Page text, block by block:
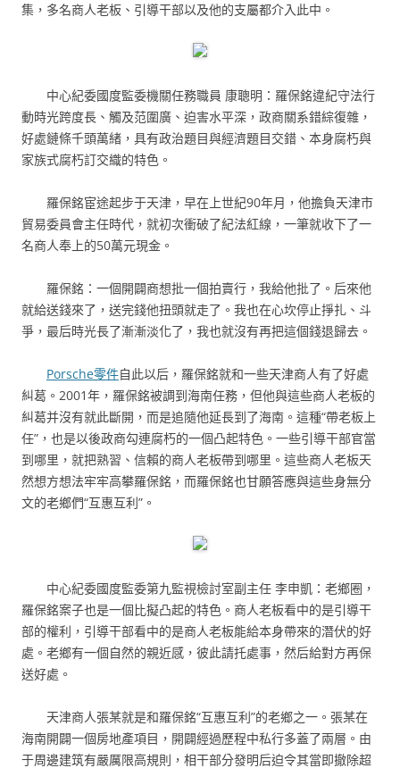
集，多名商人老板、引導干部以及他的支屬都介入此中。
中心紀委國度監委機關任務職員 康聰明：羅保銘違紀守法行
動時光跨度長、觸及范圍廣、迫害水平深，政商關系錯綜復雜，
好處鏈條千頭萬緒，具有政治題目與經濟題目交錯、本身腐朽與
家族式腐朽訂交織的特色。
羅保銘宦途起步于天津，早在上世紀90年月，他擔負天津市
貿易委員會主任時代，就初次衝破了紀法紅線，一筆就收下了一
名商人奉上的50萬元現金。
羅保銘：一個開闢商想批一個拍賣行，我給他批了。后來他
就給送錢來了，送完錢他扭頭就走了。我也在心坎停止掙扎、斗
爭，最后時光長了漸漸淡化了，我也就沒有再把這個錢退歸去。
Porsche零件自此以后，羅保銘就和一些天津商人有了好處
糾葛。2001年，羅保銘被調到海南任務，但他與這些商人老板的
糾葛并沒有就此斷開，而是追隨他延長到了海南。這種“帶老板上
任”，也是以後政商勾連腐朽的一個凸起特色。一些引導干部官當
到哪里，就把熟習、信賴的商人老板帶到哪里。這些商人老板天
然想方想法牢牢高攀羅保銘，而羅保銘也甘願答應與這些身無分
文的老鄉們“互惠互利”。
中心紀委國度監委第九監視檢討室副主任 李申凱：老鄉圈，
羅保銘案子也是一個比擬凸起的特色。商人老板看中的是引導干
部的權利，引導干部看中的是商人老板能給本身帶來的潛伏的好
處。老鄉有一個自然的親近感，彼此請托處事，然后給對方再保
送好處。
天津商人張某就是和羅保銘“互惠互利”的老鄉之一。張某在
海南開闢一個房地產項目，開闢經過歷程中私行多蓋了兩層。由
于周邊建筑有嚴厲限高規則，相干部分發明后迫令其當即撤除超